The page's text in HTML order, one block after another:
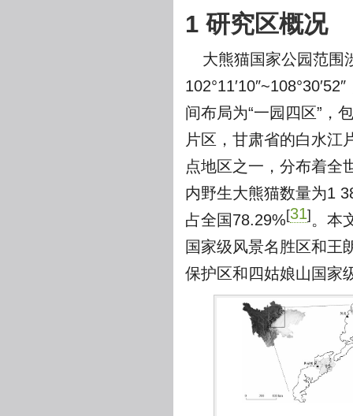
1 研究区概况
大熊猫国家公园范围
间布局为“一园四区”，
片区，甘肃省的白水江
点地区之一，分布着全
内野生大熊猫数量为1
占全国78.29%[31] 。本
国家级风景名胜区和
保护区和四姑娘山国家